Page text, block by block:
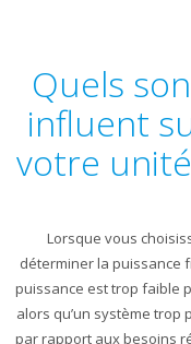
Quels
influent
votre
Lorsque vous
déterminer la puissance
puissance est trop faible
alors qu’un système trop
par rapport aux besoins